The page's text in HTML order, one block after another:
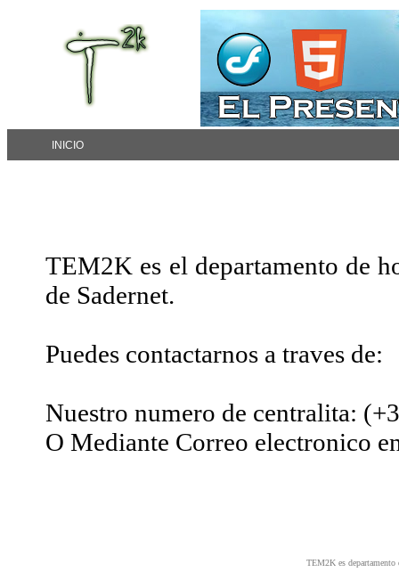
INICIO
TEM2K es el departamento de
de Sadernet.
Puedes contactarnos a traves de:
Nuestro numero de centralita:
O Mediante Correo electronico
TEM2K es